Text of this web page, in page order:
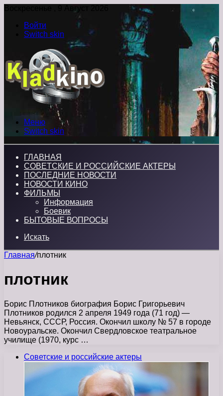
Воскресенье , 9 Август 2026
Войти
Switch skin
Меню
Switch skin
ГЛАВНАЯ
СОВЕТСКИЕ И РОССИЙСКИЕ АКТЕРЫ
ПОСЛЕДНИЕ НОВОСТИ
НОВОСТИ КИНО
ФИЛЬМЫ
Информация
Боевик
БЫТОВЫЕ ВОПРОСЫ
Искать
Главная/плотник
плотник
Борис Плотников биография Борис Григорьевич
Плотников родился 2 апреля 1949 года (71 год) —
Невьянск, СССР, Россия. Окончил школу № 57 в городе
Новоуральске. Окончил Свердловское театральное
училище (1970, курс …
Советские и российские актеры